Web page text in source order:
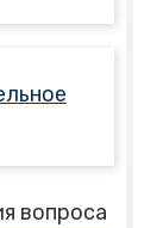
вопроса